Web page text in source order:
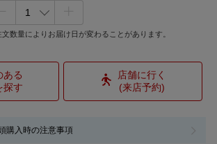
数量によりお届け日が変わることがあります。
ある
探す
店舗に行く
(来店予約)
購入時の注意事項